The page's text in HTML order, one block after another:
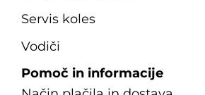
Servis koles
Vodiči
Pomoč in informacije